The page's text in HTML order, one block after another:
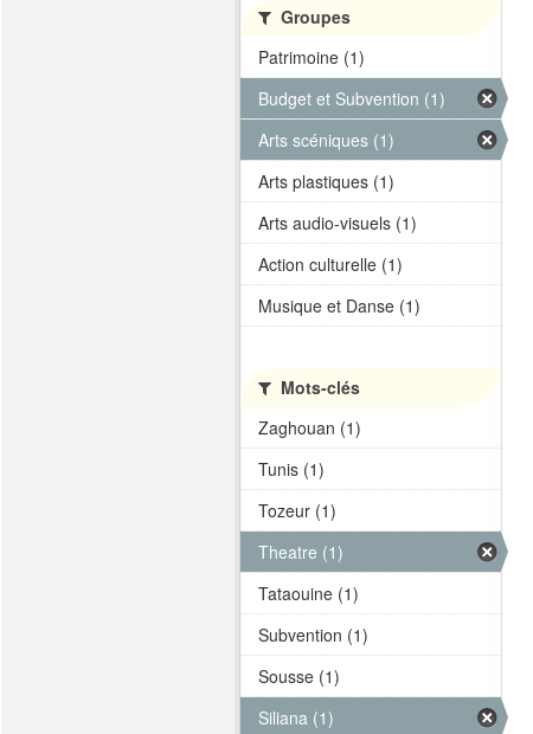
Groupes
Patrimoine (1)
Budget et Subvention (1)
Arts scéniques (1)
Arts plastiques (1)
Arts audio-visuels (1)
Action culturelle (1)
Musique et Danse (1)
Mots-clés
Zaghouan (1)
Tunis (1)
Tozeur (1)
Theatre (1)
Tataouine (1)
Subvention (1)
Sousse (1)
Siliana (1)